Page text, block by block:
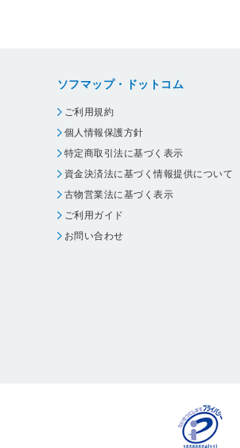
ソフマップ・ドットコム
ご利用規約
個人情報保護方針
特定商取引法に基づく表示
資金決済法に基づく情報提供について
古物営業法に基づく表示
ご利用ガイド
お問い合わせ